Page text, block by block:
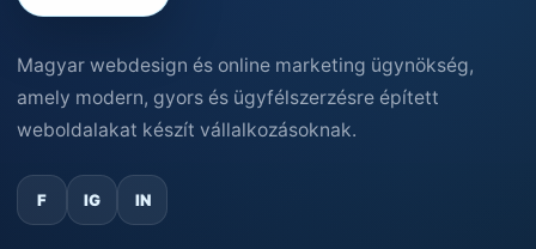
Magyar webdesign és online marketing ügynökség,
amely modern, gyors és ügyfélszerzésre épített
weboldalakat készít vállalkozásoknak.
F IG IN